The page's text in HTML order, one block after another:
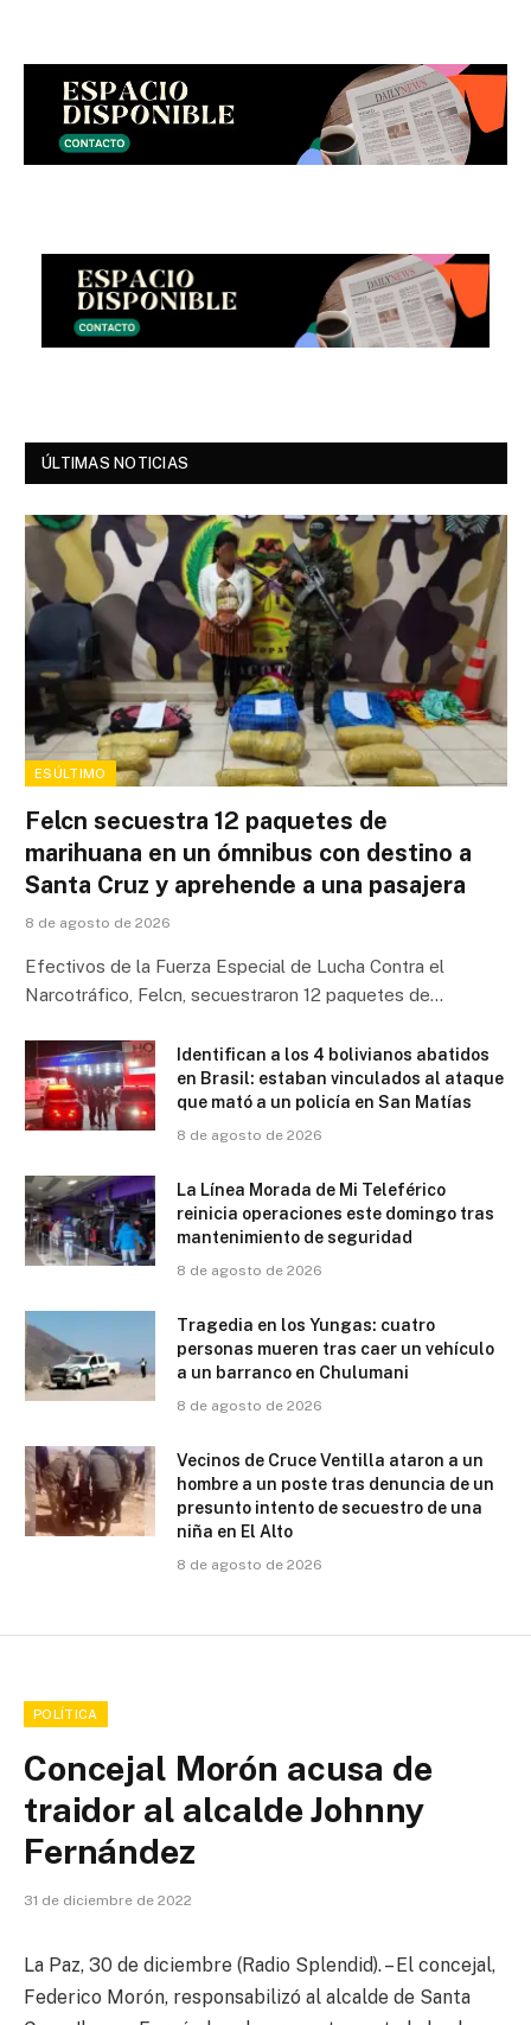
ÚLTIMAS NOTICIAS
ESÚLTIMO
Felcn secuestra 12 paquetes de
marihuana en un ómnibus con destino a
Santa Cruz y aprehende a una pasajera
8 de agosto de 2026
Efectivos de la Fuerza Especial de Lucha Contra el
Narcotráfico, Felcn, secuestraron 12 paquetes de…
Identifican a los 4 bolivianos abatidos
en Brasil: estaban vinculados al ataque
que mató a un policía en San Matías
8 de agosto de 2026
La Línea Morada de Mi Teleférico
reinicia operaciones este domingo tras
mantenimiento de seguridad
8 de agosto de 2026
Tragedia en los Yungas: cuatro
personas mueren tras caer un vehículo
a un barranco en Chulumani
8 de agosto de 2026
Vecinos de Cruce Ventilla ataron a un
hombre a un poste tras denuncia de un
presunto intento de secuestro de una
niña en El Alto
8 de agosto de 2026
POLÍTICA
Concejal Morón acusa de
traidor al alcalde Johnny
Fernández
31 de diciembre de 2022
La Paz, 30 de diciembre (Radio Splendid). – El concejal,
Federico Morón, responsabilizó al alcalde de Santa